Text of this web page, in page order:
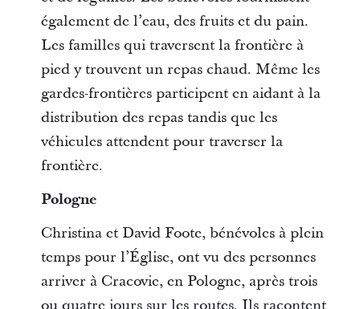
également de l’eau, des fruits et du pain.
Les familles qui traversent la frontière à
pied y trouvent un repas chaud. Même les
gardes-frontières participent en aidant à la
distribution des repas tandis que les
véhicules attendent pour traverser la
frontière.
Pologne
Christina et David Foote, bénévoles à plein
temps pour l’Église, ont vu des personnes
arriver à Cracovie, en Pologne, après trois